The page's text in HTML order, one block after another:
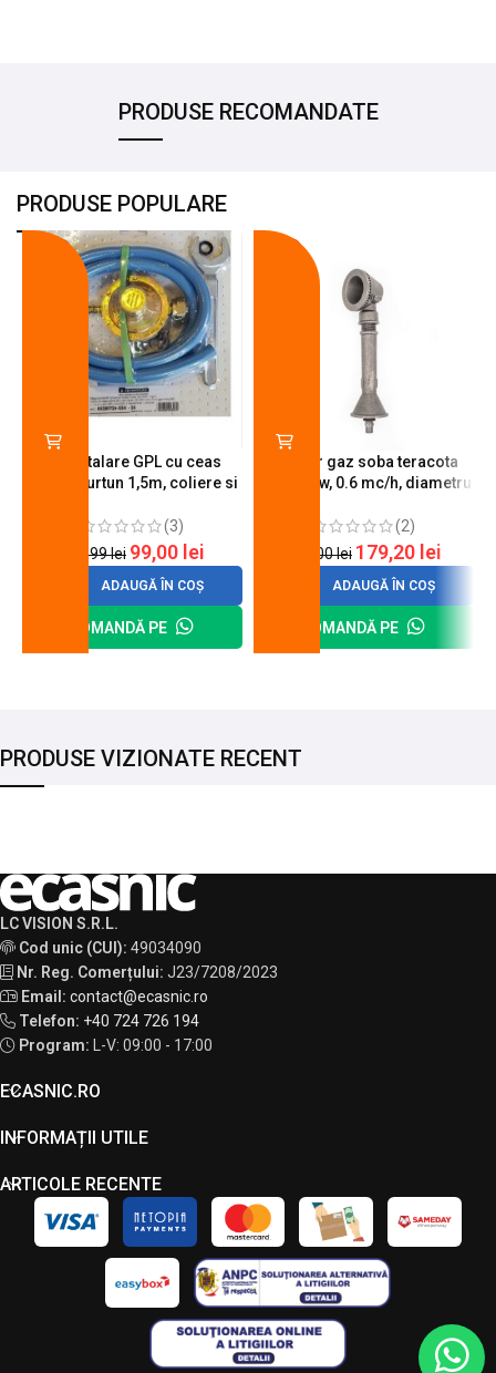
PRODUSE RECOMANDATE
PRODUSE POPULARE
Kit instalare GPL cu ceas
butelie, furtun 1,5m, coliere si
(3)
120,99lei 99,00 lei
ADAUGĂ ÎN COȘ
COMANDĂ PE
Arzator gaz soba teracota
A600, 6 kw, 0.6 mc/h, diametru
(2)
200,00lei 179,20 lei
ADAUGĂ ÎN COȘ
COMANDĂ PE
PRODUSE VIZIONATE RECENT
LC VISION S.R.L.
Cod unic (CUI): 49034090
Nr. Reg. Comerțului: J23/7208/2023
Email: contact@ecasnic.ro
Telefon: +40 724 726 194
Program:
L-V: 09:00 - 17:00
ECASNIC.RO
INFORMAȚII UTILE
ARTICOLE RECENTE